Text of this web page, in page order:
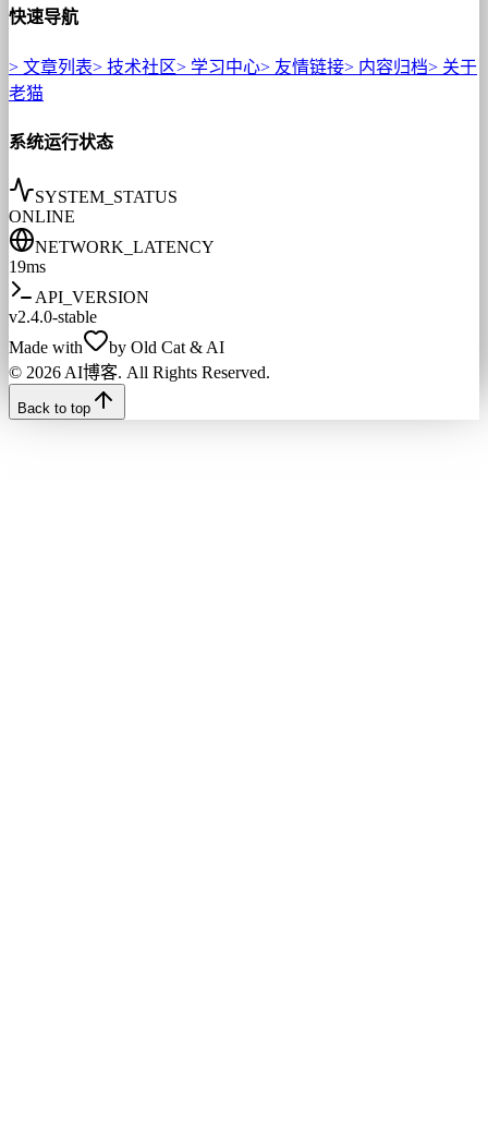
快速导航
> 文章列表> 技术社区> 学习中心> 友情链接> 内容归档> 关于
老猫
系统运行状态
SYSTEM_STATUS
ONLINE
NETWORK_LATENCY
29ms
API_VERSION
v2.4.0-stable
Made with
by Old Cat & AI
© 2026 AI博客. All Rights Reserved.
Back to top